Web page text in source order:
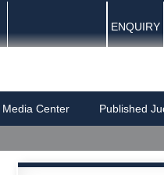
ENQUIRY
Media Center Published